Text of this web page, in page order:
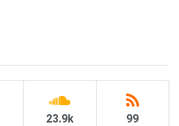
23.9k 99